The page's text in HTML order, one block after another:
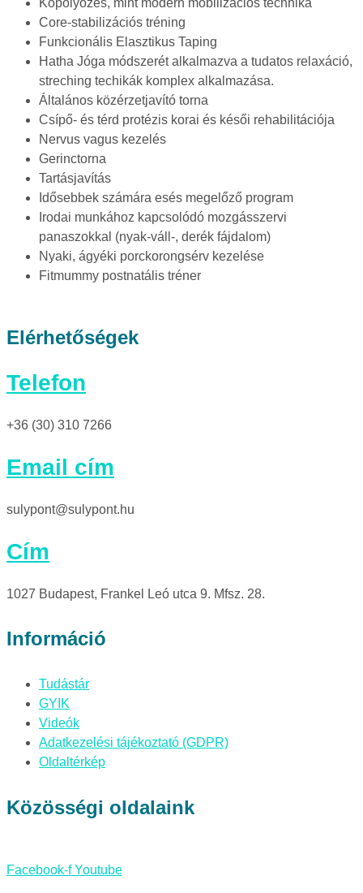
Core-stabilizációs tréning
Funkcionális Elasztikus Taping
Hatha Jóga módszerét alkalmazva a tudatos relaxáció,
streching techikák komplex alkalmazása.
Általános közérzetjavító torna
Csípő- és térd protézis korai és késői rehabilitációja
Nervus vagus kezelés
Gerinctorna
Tartásjavítás
Idősebbek számára esés megelőző program
Irodai munkához kapcsolódó mozgásszervi
panaszokkal (nyak-váll-, derék fájdalom)
Nyaki, ágyéki porckorongsérv kezelése
Fitmummy postnatális tréner
Elérhetőségek
Telefon
+36 (30) 310 7266
Email cím
sulypont@sulypont.hu
Cím
1027 Budapest, Frankel Leó utca 9. Mfsz. 28.
Információ
Tudástár
GYIK
Videók
Adatkezelési tájékoztató (GDPR)
Oldaltérkép
Közösségi oldalaink
Facebook-f Youtube